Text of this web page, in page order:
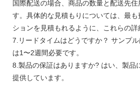
国際配送の場合、商品の数量と配送先住
す。具体的な見積もりについては、最
ションを見積もれるように、これらの
7.リードタイムはどうですか？ サンプ
は1〜2週間必要です。
8.製品の保証はありますか? はい、製品
提供しています。